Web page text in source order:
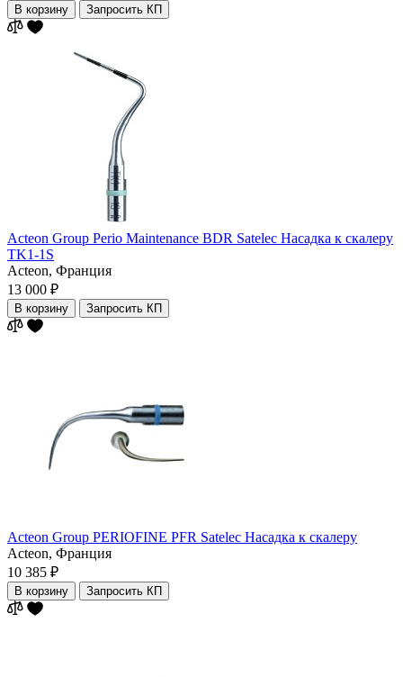
В корзину Запросить КП
Acteon Group Perio Maintenance BDR Satelec Насадка к скалеру
TK1-1S
Acteon, Франция
13 000 ₽
В корзину Запросить КП
Acteon Group PERIOFINE PFR Satelec Насадка к скалеру
Acteon, Франция
10 385 ₽
В корзину Запросить КП